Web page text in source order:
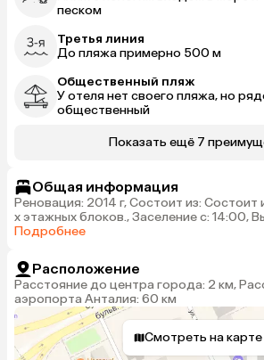
песком
Третья линия
До пляжа примерно 500 м
Общественный пляж
У отеля нет своего пляжа, но
общественный
Показать ещё 7
Общая информация
Реновация: 2014 г, Состоит из: Состоит
х этажных блоков., Заселение с: 14:00,
Подробнее
Расположение
Расстояние до центра города: 2 км, Расстояние до
аэропорта Анталия: 60 км
Смотреть на карте